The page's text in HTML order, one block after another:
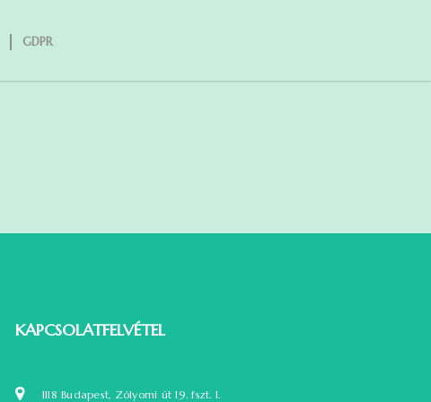
GDPR
KAPCSOLATFELVÉTEL
1118 Budapest, Zólyomi út 19. fszt. 1.